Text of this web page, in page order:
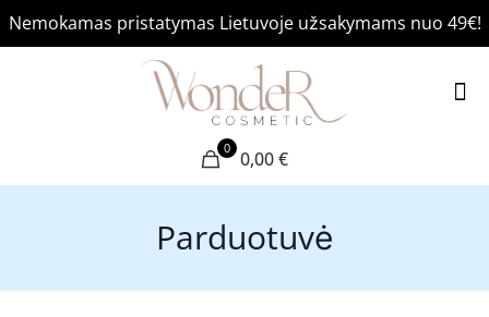
Nemokamas pristatymas Lietuvoje užsakymams nuo 49€!
0 0,00 €
Parduotuvė